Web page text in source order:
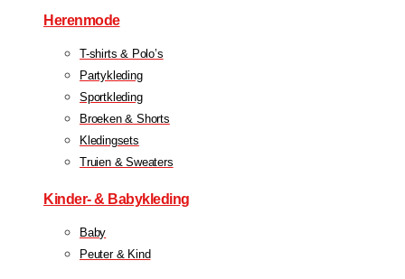
Herenmode
T-shirts & Polo’s
Partykleding
Sportkleding
Broeken & Shorts
Kledingsets
Truien & Sweaters
Kinder- & Babykleding
Baby
Peuter & Kind